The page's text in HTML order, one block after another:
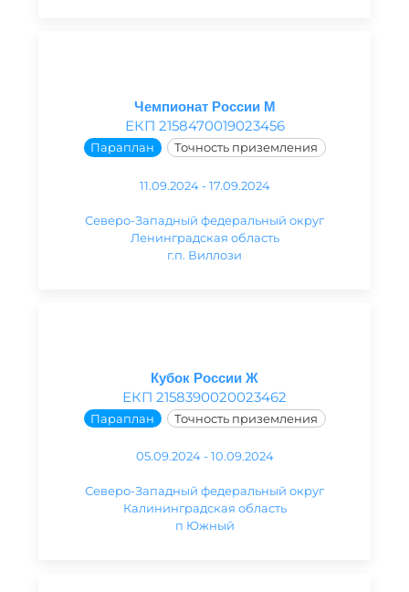
Чемпионат России М
ЕКП 2158470019023456
Параплан Точность приземления
11.09.2024 - 17.09.2024
Северо-Западный федеральный округ
Ленинградская область
г.п. Виллози
Кубок России Ж
ЕКП 2158390020023462
Параплан Точность приземления
05.09.2024 - 10.09.2024
Северо-Западный федеральный округ
Калининградская область
п Южный